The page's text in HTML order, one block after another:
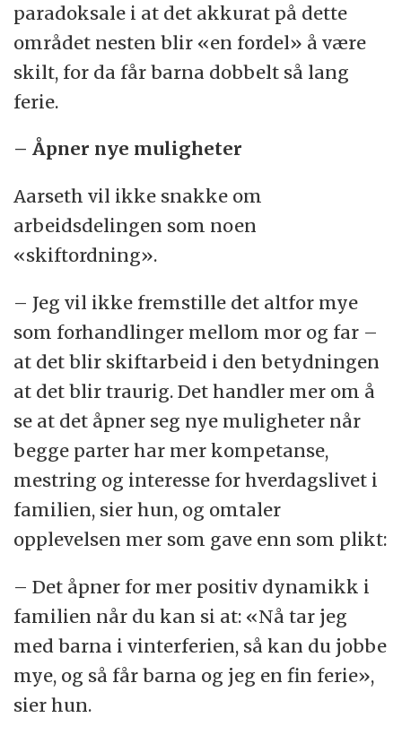
paradoksale i at det akkurat på dette
området nesten blir «en fordel» å være
skilt, for da får barna dobbelt så lang
ferie.
– Åpner nye muligheter
Aarseth vil ikke snakke om
arbeidsdelingen som noen
«skiftordning».
– Jeg vil ikke fremstille det altfor mye
som forhandlinger mellom mor og far –
at det blir skiftarbeid i den betydningen
at det blir traurig. Det handler mer om å
se at det åpner seg nye muligheter når
begge parter har mer kompetanse,
mestring og interesse for hverdagslivet i
familien, sier hun, og omtaler
opplevelsen mer som gave enn som plikt:
– Det åpner for mer positiv dynamikk i
familien når du kan si at: «Nå tar jeg
med barna i vinterferien, så kan du jobbe
mye, og så får barna og jeg en fin ferie»,
sier hun.